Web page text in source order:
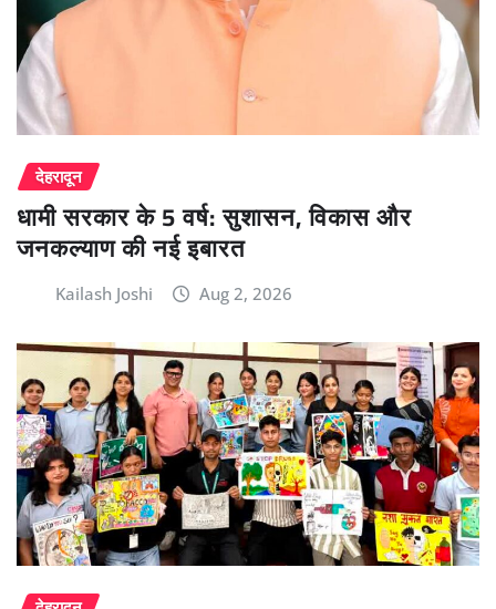
देहरादून
धामी सरकार के 5 वर्ष: सुशासन, विकास और
जनकल्याण की नई इबारत
Kailash Joshi Aug 2, 2026